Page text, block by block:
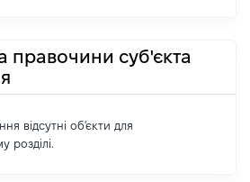
правочини суб'єкта
відсутні об'єкти для
розділі.